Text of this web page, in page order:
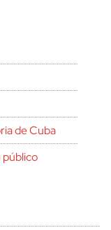
de Cuba
público